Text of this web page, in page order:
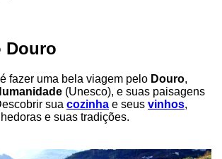
Douro
é fazer uma bela viagem pelo Douro,
(Unesco), e suas paisagens
sua cozinha e seus vinhos,
e suas tradições.